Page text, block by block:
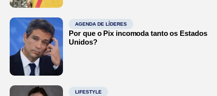
AGENDA DE LÍDERES
Por que o Pix incomoda tanto os Estados
Unidos?
LIFESTYLE